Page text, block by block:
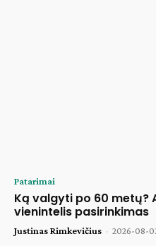
Patarimai
Ką valgyti po 60 metų?
vienintelis pasirinkimas
Justinas Rimkevičius - 2026-08-